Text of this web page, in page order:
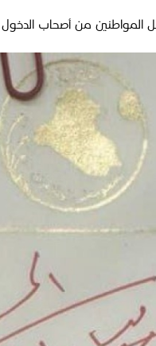
من أصحاب الدخول